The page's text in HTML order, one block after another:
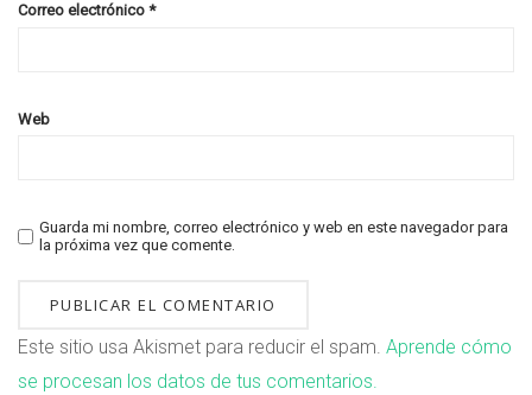
Correo electrónico *
Web
Guarda mi nombre, correo electrónico y web en este navegador para
la próxima vez que comente.
Este sitio usa Akismet para reducir el spam. Aprende cómo
se procesan los datos de tus comentarios.